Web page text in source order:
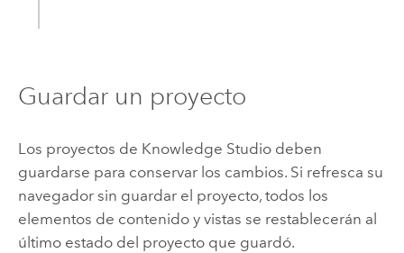
Guardar un proyecto
Los proyectos de Knowledge Studiodeben
guardarse para conservar los cambios. Si refresca su
navegador sin guardar el proyecto, todos los
elementos de contenido y vistas se restablecerán al
último estado del proyecto que guardó.